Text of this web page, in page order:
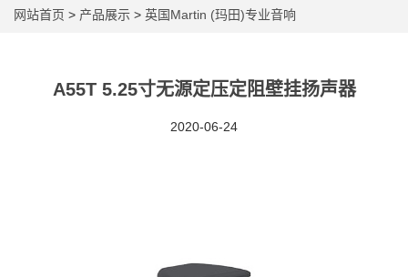
网站首页 > 产品展示 > 英国Martin (玛田)专业音响
A55T 5.25寸无源定压定阻壁挂扬声器
2020-06-24